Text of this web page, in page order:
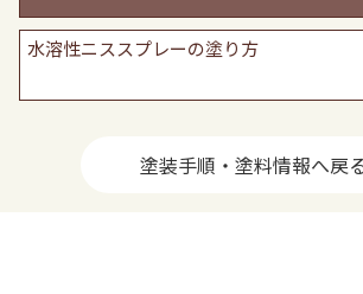
水溶性ニススプレーの塗り方
塗装手順・塗料情報へ戻